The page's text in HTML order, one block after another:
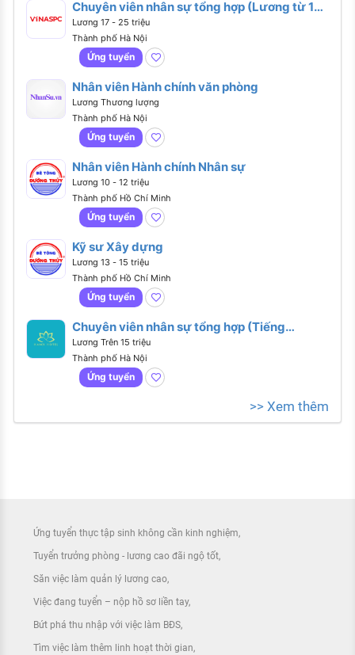
Chuyên viên nhân sự tổng hợp (Lương từ 17 -
25 triệu)
Lương 17 - 25 triệu
Thành phố Hà Nội
Ứng tuyển
Nhân viên Hành chính văn phòng
Lương Thương lượng
Thành phố Hà Nội
Ứng tuyển
Nhân viên Hành chính Nhân sự
Lương 10 - 12 triệu
Thành phố Hồ Chí Minh
Ứng tuyển
Kỹ sư Xây dựng
Lương 13 - 15 triệu
Thành phố Hồ Chí Minh
Ứng tuyển
Chuyên viên nhân sự tổng hợp (Tiếng
Anh giao tiếp)
Lương Trên 15 triệu
Thành phố Hà Nội
Ứng tuyển
>> Xem thêm
Ứng tuyển thực tập sinh không cần kinh nghiệm
Tuyển trưởng phòng - lương cao đãi ngộ tốt
Săn việc làm quản lý lương cao
Việc đang tuyển – nộp hồ sơ liền tay
Bứt phá thu nhập với việc làm BĐS
Tìm việc làm thêm linh hoạt thời gian